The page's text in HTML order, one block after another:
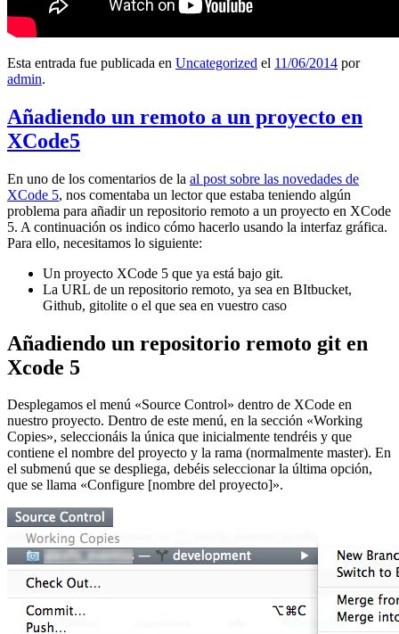
Esta entrada fue publicada en Uncategorized el 11/06/2014 por
admin.
Añadiendo un remoto a un proyecto en
XCode5
En uno de los comentarios de la al post sobre las novedades de
XCode 5, nos comentaba un lector que estaba teniendo algún
problema para añadir un repositorio remoto a un proyecto en XCode
5. A continuación os indico cómo hacerlo usando la interfaz gráfica.
Para ello, necesitamos lo siguiente:
Un proyecto XCode 5 que ya está bajo git.
La URL de un repositorio remoto, ya sea en BItbucket,
Github, gitolite o el que sea en vuestro caso
Añadiendo un repositorio remoto git en
Xcode 5
Desplegamos el menú «Source Control» dentro de XCode en
nuestro proyecto. Dentro de este menú, en la sección «Working
Copies», seleccionáis la única que inicialmente tendréis y que
contiene el nombre del proyecto y la rama (normalmente master). En
el submenú que se despliega, debéis seleccionar la última opción,
que se llama «Configure [nombre del proyecto]».